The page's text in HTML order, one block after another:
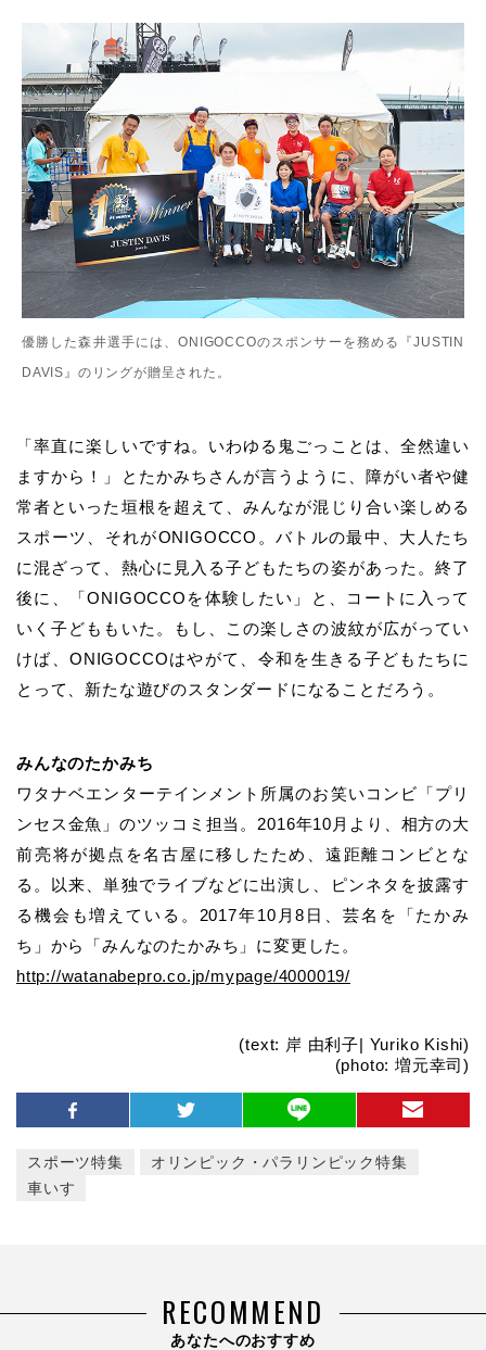
優勝した森井選手には、ONIGOCCOのスポンサーを務める『JUSTIN
DAVIS』のリングが贈呈された。
「率直に楽しいですね。いわゆる鬼ごっことは、全然違い
ますから！」とたかみちさんが言うように、障がい者や健
常者といった垣根を超えて、みんなが混じり合い楽しめる
スポーツ、それがONIGOCCO。バトルの最中、大人たち
に混ざって、熱心に見入る子どもたちの姿があった。終了
後に、「ONIGOCCOを体験したい」と、コートに入って
いく子どももいた。もし、この楽しさの波紋が広がってい
けば、ONIGOCCOはやがて、令和を生きる子どもたちに
とって、新たな遊びのスタンダードになることだろう。
みんなのたかみち
ワタナベエンターテインメント所属のお笑いコンビ「プリ
ンセス金魚」のツッコミ担当。2016年10月より、相方の大
前亮将が拠点を名古屋に移したため、遠距離コンビとな
る。以来、単独でライブなどに出演し、ピンネタを披露す
る機会も増えている。2017年10月8日、芸名を「たかみ
ち」から「みんなのたかみち」に変更した。
http://watanabepro.co.jp/mypage/4000019/
(text: 岸 由利子| Yuriko Kishi)
(photo: 増元幸司)
スポーツ特集
オリンピック・パラリンピック特集
車いす
RECOMMEND
あなたへのおすすめ